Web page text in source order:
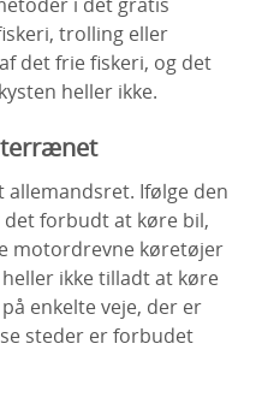
trolling eller
det frie fiskeri, og det
heller ikke.
Ifølge den
forbudt at køre bil,
motordrevne køretøjer
ikke tilladt at køre
enkelte veje, der er
steder er forbudet